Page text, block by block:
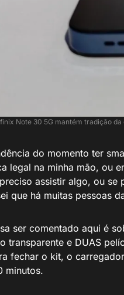
Note 30 5G mantém tradição
do momento ter
legal na minha mão, ou
assistir algo, ou se
que há muitas pessoas
ser comentado aqui é
transparente e DUAS
fechar o kit, o
minutos.